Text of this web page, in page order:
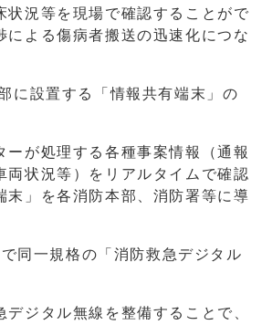
状況等を現場で確認することがで
による傷病者搬送の迅速化につな
に設置する「情報共有端末」の
ーが処理する各種事案情報（通報
両状況等）をリアルタイムで確認
末」を各消防本部、消防署等に導
同一規格の「消防救急デジタル
デジタル無線を整備することで、